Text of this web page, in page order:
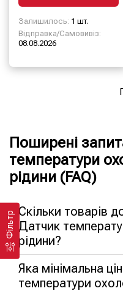
Залишилось: 1 шт.
Відправка/Самовивіз:
08.08.2026
Поширені
температури
рідини (FAQ)
Скільки товарів
Датчик
рідини?
Яка мінімальна
температури
Фільтр